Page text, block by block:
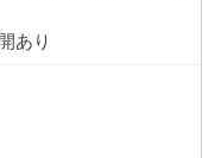
あり